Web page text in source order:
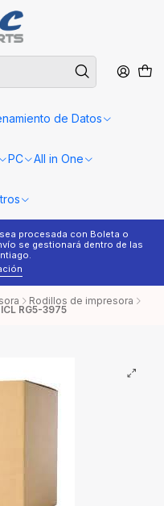
de Datos
PC All in One
procesada con Boleta o
se gestionará dentro de las
Rodillos de impresora
RG5-3975